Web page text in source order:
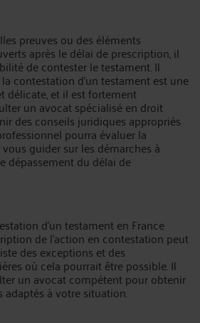
preuves ou des éléments
après le délai de prescription, il
de contester le testament. Il
contestation d'un testament est une
délicate, et il est fortement
un avocat spécialisé en droit
des conseils juridiques appropriés
pourra évaluer la
guider sur les démarches à
dépassement du délai de
d'un testament en France
de l'action en contestation peut
des exceptions et des
où cela pourrait être possible. Il
un avocat compétent pour obtenir
à votre situation.